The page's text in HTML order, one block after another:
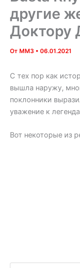
другие
Доктору
От MM3 • 06.01.2021
С тех пор как
вышла наружу,
поклонники
уважение к
Вот некоторые из